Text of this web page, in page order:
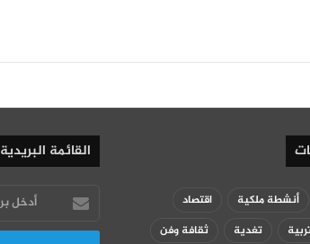
أنشطة ملكية
اقتصاد
تغدية
ثقافة وفن
القائمة البريدية
أدخل
بريدك
الإلكتروني